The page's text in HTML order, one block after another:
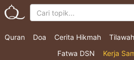
Quran Doa Cerita Hikmah
Fatwa DSN
Kerja